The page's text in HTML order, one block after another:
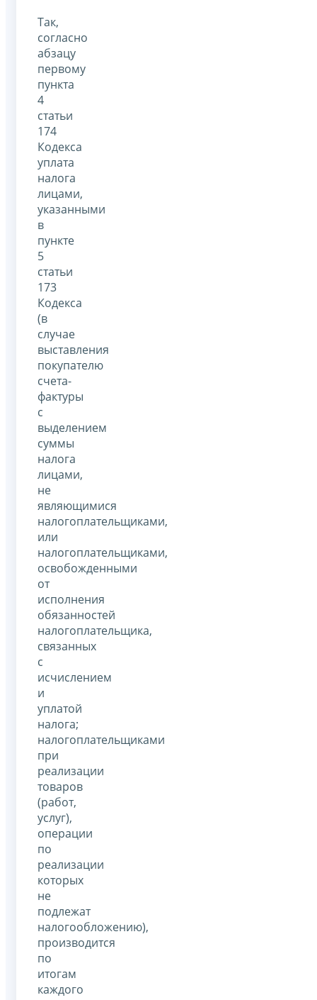
Так,
согласно
абзацу
первому
пункта
4
статьи
174
Кодекса
уплата
налога
лицами,
указанными
в
пункте
5
статьи
173
Кодекса
(в
случае
выставления
покупателю
счета-
фактуры
с
выделением
суммы
налога
лицами,
не
являющимися
налогоплательщиками,
или
налогоплательщиками,
освобожденными
от
исполнения
обязанностей
налогоплательщика,
связанных
с
исчислением
и
уплатой
налога;
налогоплательщиками
при
реализации
товаров
(работ,
услуг),
операции
по
реализации
которых
не
подлежат
налогообложению),
производится
по
итогам
каждого